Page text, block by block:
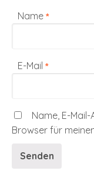
Name *
E-Mail *
Name, E-
Browser für